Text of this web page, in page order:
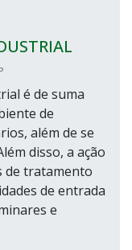
é de suma
de
além de se
disso, a ação
de tratamento
de entrada
e